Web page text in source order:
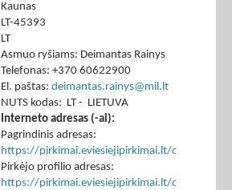
Kaunas
LT-45393
LT
Asmuo ryšiams: Deimantas Rainys
Telefonas: +370 60622900
El. paštas: deimantas.rainys@mil.lt
NUTS kodas: LT - LIETUVA
Interneto adresas (-ai):
Pagrindinis adresas:
https://pirkimai.eviesiejipirkimai.lt/ctm/
Pirkėjo profilio adresas:
https://pirkimai.eviesiejipirkimai.lt/ctm/